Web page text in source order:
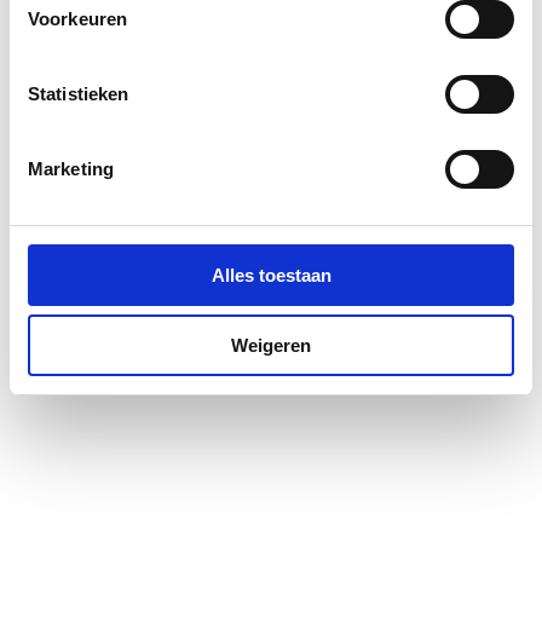
Voorkeuren
Statistieken
Marketing
Alles toestaan
Weigeren